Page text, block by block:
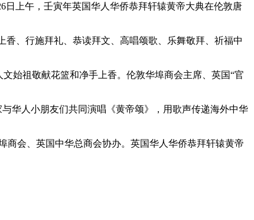
上午，壬寅年英国华人华侨恭拜轩辕黄帝大典在伦敦唐
、行施拜礼、恭读拜文、高唱颂歌、乐舞敬拜、祈福中
始祖敬献花篮和净手上香。伦敦华埠商会主席、英国“官
华人小朋友们共同演唱《黄帝颂》，用歌声传递海外中华
会、英国中华总商会协办。英国华人华侨恭拜轩辕黄帝